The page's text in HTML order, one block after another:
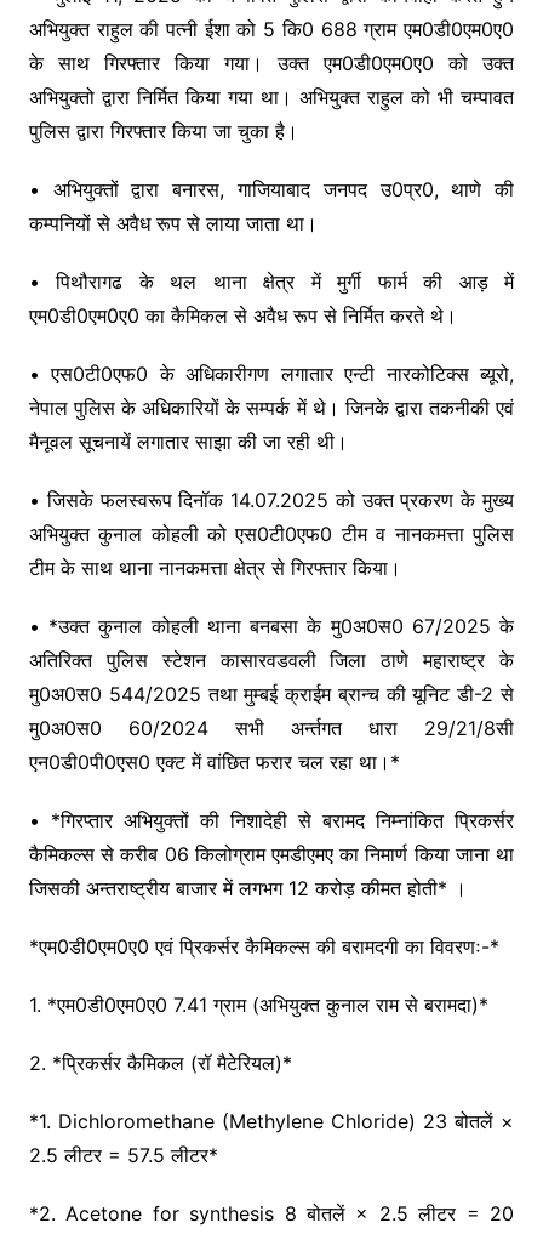
अभियुक्त राहुल की पत्नी ईशा को 5 कि0 688 ग्राम एम0डी0एम0ए0
के साथ गिरफ्तार किया गया। उक्त एम0डी0एम0ए0 को उक्त
अभियुक्तो द्वारा निर्मित किया गया था। अभियुक्त राहुल को भी चम्पावत
पुलिस द्वारा गिरफ्तार किया जा चुका है।
• अभियुक्तों द्वारा बनारस, गाजियाबाद जनपद उ0प्र0, थाणे की
कम्पनियों से अवैध रूप से लाया जाता था।
• पिथौरागढ के थल थाना क्षेत्र में मुर्गी फार्म की आड़ में
एम0डी0एम0ए0 का कैमिकल से अवैध रूप से निर्मित करते थे।
• एस0टी0एफ0 के अधिकारीगण लगातार एन्टी नारकोटिक्स ब्यूरो,
नेपाल पुलिस के अधिकारियों के सम्पर्क में थे। जिनके द्वारा तकनीकी एवं
मैनूवल सूचनायें लगातार साझा की जा रही थी।
• जिसके फलस्वरूप दिनॉक 14.07.2025 को उक्त प्रकरण के मुख्य
अभियुक्त कुनाल कोहली को एस0टी0एफ0 टीम व नानकमत्ता पुलिस
टीम के साथ थाना नानकमत्ता क्षेत्र से गिरफ्तार किया।
• *उक्त कुनाल कोहली थाना बनबसा के मु0अ0स0 67/2025 के
अतिरिक्त पुलिस स्टेशन कासारवडवली जिला ठाणे महाराष्ट्र के
मु0अ0स0 544/2025 तथा मुम्बई क्राईम ब्रान्च की यूनिट डी-2 से
मु0अ0स0 60/2024 सभी अर्न्तगत धारा 29/21/8सी
एन0डी0पी0एस0 एक्ट में वांछित फरार चल रहा था।*
• *गिरप्तार अभियुक्तों की निशादेही से बरामद निम्नांकित प्रिकर्सर
कैमिकल्स से करीब 06 किलोग्राम एमडीएमए का निमार्ण किया जाना था
जिसकी अन्तराष्ट्रीय बाजार में लगभग 12 करोड़ कीमत होती* ।
*एम0डी0एम0ए0 एवं प्रिकर्सर कैमिकल्स की बरामदगी का विवरणः-*
1. *एम0डी0एम0ए0 7.41 ग्राम (अभियुक्त कुनाल राम से बरामदा)*
2. *प्रिकर्सर कैमिकल (रॉ मैटेरियल)*
*1. Dichloromethane (Methylene Chloride) 23 बोतलें ×
2.5 लीटर = 57.5 लीटर*
*2. Acetone for synthesis 8 बोतलें × 2.5 लीटर = 20